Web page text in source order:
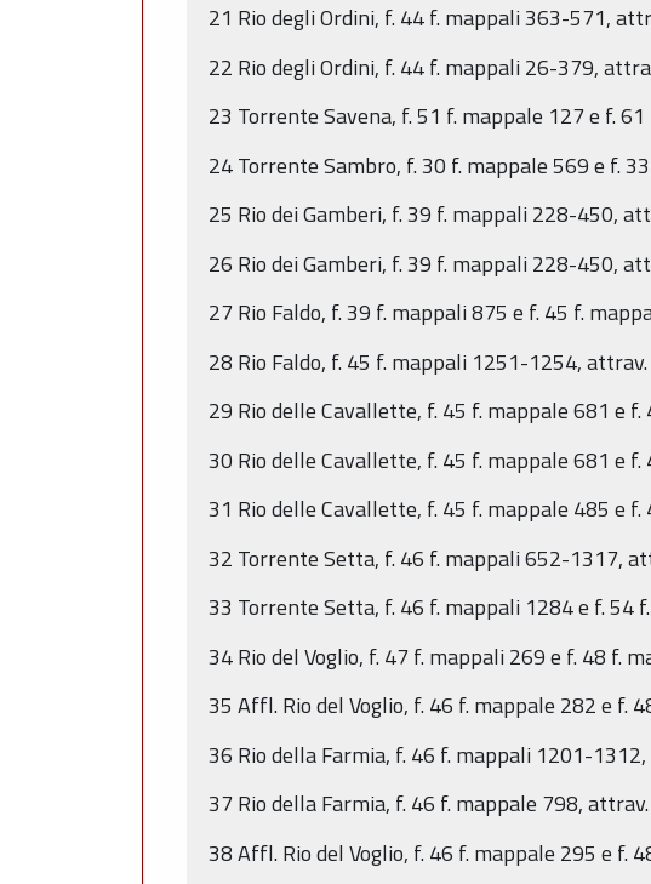
21 Rio degli Ordini, f. 44 f. mappali 363-571,
22 Rio degli Ordini, f. 44 f. mappali 26-379,
23 Torrente Savena, f. 51 f. mappale 127 e f.
24 Torrente Sambro, f. 30 f. mappale 569 e f.
25 Rio dei Gamberi, f. 39 f. mappali 228-450,
26 Rio dei Gamberi, f. 39 f. mappali 228-450,
27 Rio Faldo, f. 39 f. mappali 875 e f. 45 f.
28 Rio Faldo, f. 45 f. mappali 1251-1254,
29 Rio delle Cavallette, f. 45 f. mappale 681 e
30 Rio delle Cavallette, f. 45 f. mappale 681 e
31 Rio delle Cavallette, f. 45 f. mappale 485 e
32 Torrente Setta, f. 46 f. mappali 652-1317,
33 Torrente Setta, f. 46 f. mappali 1284 e f. 54
34 Rio del Voglio, f. 47 f. mappali 269 e f. 48 f.
35 Affl. Rio del Voglio, f. 46 f. mappale 282 e f.
36 Rio della Farmia, f. 46 f. mappali 1201-
37 Rio della Farmia, f. 46 f. mappale 798,
38 Affl. Rio del Voglio, f. 46 f. mappale 295 e f.